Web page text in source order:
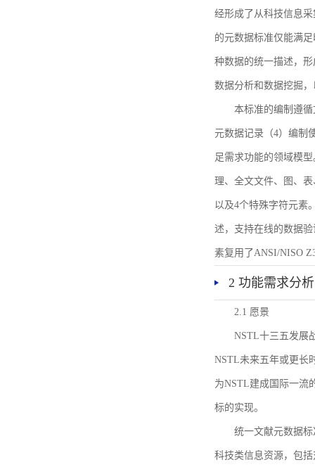
经形成了从科技信息
的元数据标准仅能满
种数据的统一描述，
数据分析和数据挖掘
本标准的编制遵
元数据记录（4）编制
足需求功能的领域模
理、全文文件、图、
以及4个特殊字符元素
述，支持在线的数据
素复用了ANSI/NISO
2 功能需求分析
2.1 愿景
NSTL十三五发展
NSTL未来五年或更长
为NSTL建成国际一流
标的实现。
统一文献元数据
科技类信息资源，包